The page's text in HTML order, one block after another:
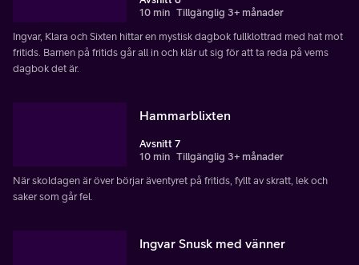
10 min Tillgänglig 3+ månader
Ingvar, Klara och Sixten hittar en mystisk dagbok fullklottrad med hat mot
fritids. Barnen på fritids går all in och klär ut sig för att ta reda på vems
dagbok det är.
Hammarblixten
Avsnitt 7
10 min Tillgänglig 3+ månader
När skoldagen är över börjar äventyret på fritids, fyllt av skratt, lek och
saker som går fel.
Ingvar Snusk med vänner